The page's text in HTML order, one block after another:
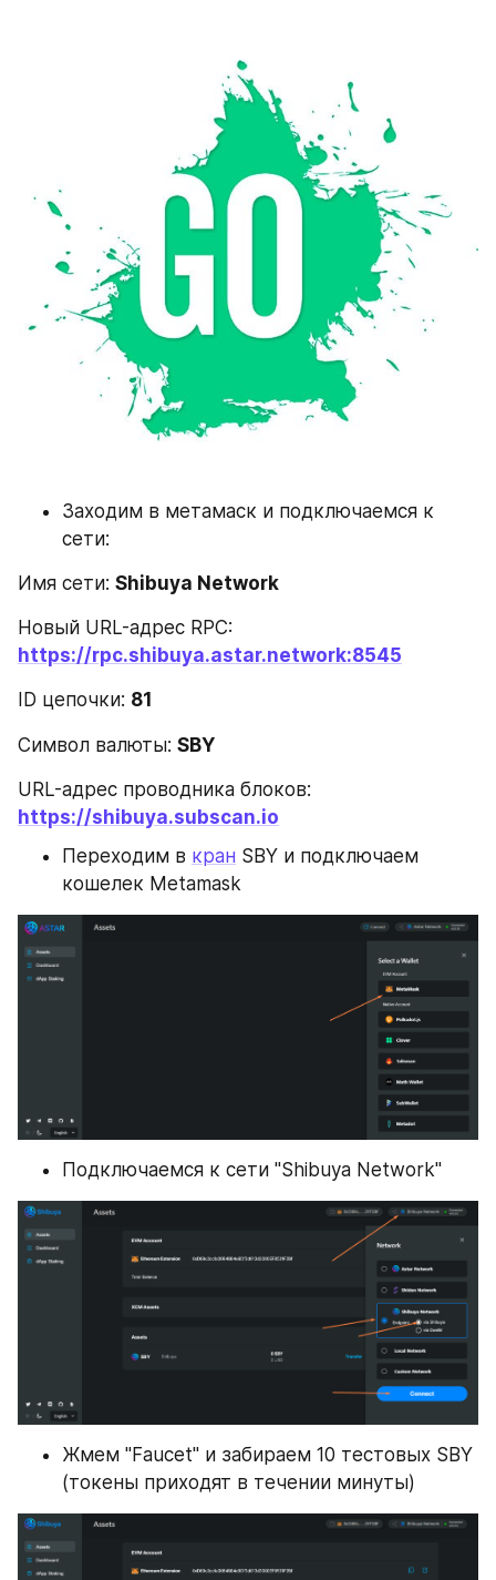
Заходим в метамаск и подключаемся к
сети:
Имя сети: Shibuya Network
https://rpc.shibuya.astar.network:8545
ID цепочки: 81
Символ валюты: SBY
https://shibuya.subscan.io
Переходим в кран SBY и подключаем
кошелек Metamask
Подключаемся к сети "Shibuya Network"
Жмем "Faucet" и забираем 10 тестовых SBY
(токены приходят в течении минуты)